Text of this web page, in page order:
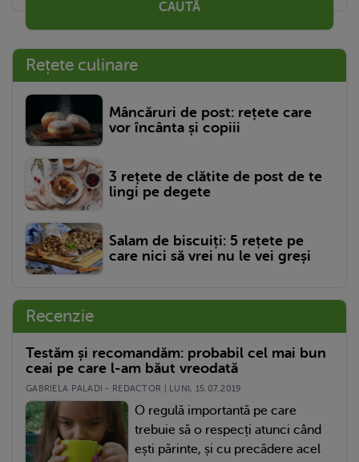
CAUTĂ
Rețete culinare
Mâncăruri de post: rețete care
vor încânta și copiii
3 rețete de clătite de post de te
lingi pe degete
Salam de biscuiți: 5 rețete pe
care nici să vrei nu le vei greși
Recenzie
Testăm și recomandăm: probabil cel mai bun
ceai pe care l-am băut vreodată
GABRIELA PALADI - REDACTOR | LUNI, 15.07.2019
O regulă importantă pe care
trebuie să o respecți atunci când
ești părinte, și cu precădere acel